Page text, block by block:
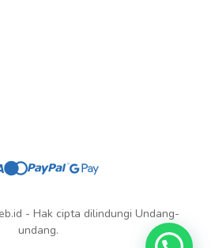
- Hak cipta dilindungi Undang-
undang.